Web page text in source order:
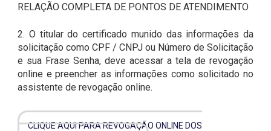
RELAÇÃO COMPLETA DE PONTOS DE ATENDIMENTO
2. O titular do certificado munido das informações da
solicitação como CPF / CNPJ ou Número de Solicitação
e sua Frase Senha, deve acessar a tela de revogação
online e preencher as informações como solicitado no
assistente de revogação online.
CLIQUE AQUI PARA REVOGAÇÃO ONLINE DOS